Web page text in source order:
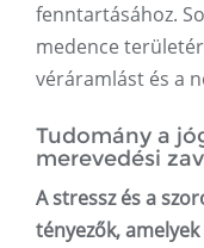
fenntartásához.
medence
véráramlást és a
Tudomány a
merevedési
A stressz és a
tényezők,